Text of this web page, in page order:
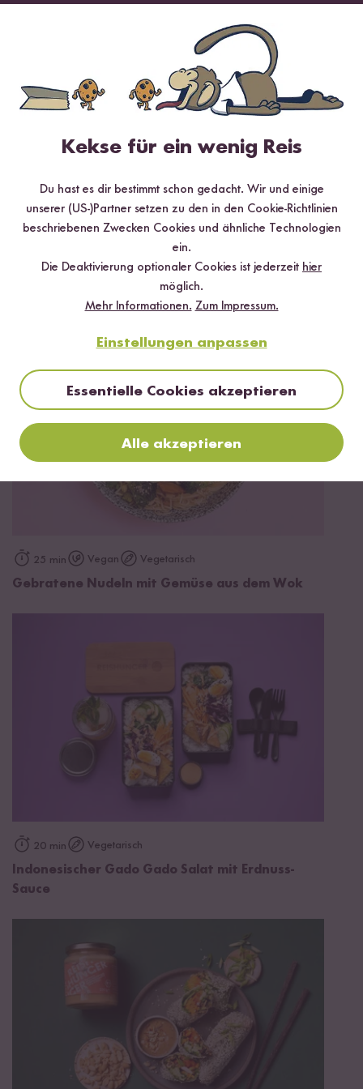
Digitales Rezeptbuch per E-Mail
✔️ 25 leckere Rezepte aus unseren bunten Kochwelten
✔️ Von Sushi über Curry bis hin zu Desserts
✔️ Inklusive Tipps & Tricks für die Zubereitung
Jetzt sichern
*Das Digitale Rezeptbuch wird dir nach vollständiger Anmeldung zum Newsletter
Mehr Rezepte mit Bio Erdnussmus
25 min Vegan Vegetarisch
Gebratene Nudeln mit Gemüse aus dem Wok
20 min Vegetarisch
Indonesischer Gado Gado Salat mit Erdnuss-
Sauce
Kekse für ein wenig Reis
Du hast es dir bestimmt schon gedacht. Wir und einige
unserer (US-)Partner setzen zu den in den Cookie-Richtlinien
beschriebenen Zwecken Cookies und ähnliche Technologien
ein.
Die Deaktivierung optionaler Cookies ist jederzeit hier
möglich.
Mehr Informationen. Zum Impressum.
Einstellungen anpassen
Essentielle Cookies akzeptieren
Alle akzeptieren